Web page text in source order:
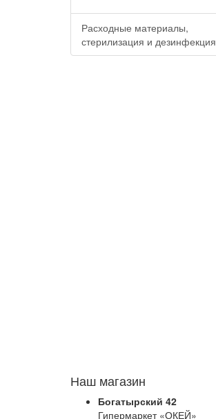
Расходные материалы,
стерилизация и дезинфекция
Наш магазин
Богатырский 42
Гипермаркет «ОКЕЙ»